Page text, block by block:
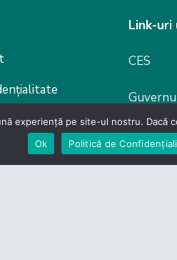
Link-uri
CES
Camera
Senat
experiență pe site-ul nostru.
Ok
Politică de